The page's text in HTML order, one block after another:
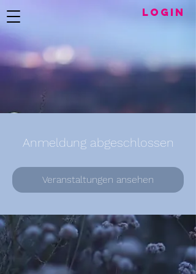
LogIN
Anmeldung abgeschlossen
Veranstaltungen ansehen